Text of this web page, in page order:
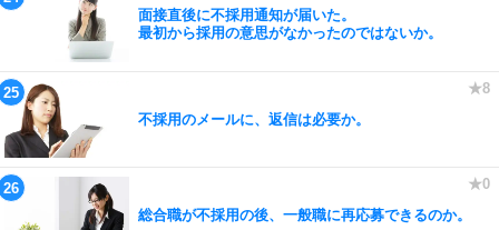
面接直後に不採用通知が届いた。
最初から採用の意思がなかったのではないか。
不採用のメールに、返信は必要か。
総合職が不採用の後、一般職に再応募できるのか。